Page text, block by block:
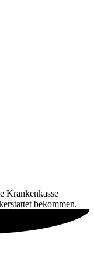
Krankenkasse
bekommen.